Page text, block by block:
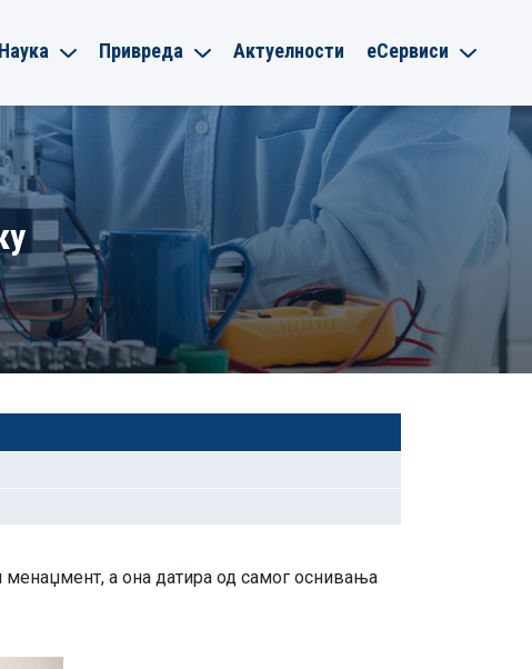
Наука Привреда Актуелности еСервиси
менаџмент, а она датира од самог оснивања